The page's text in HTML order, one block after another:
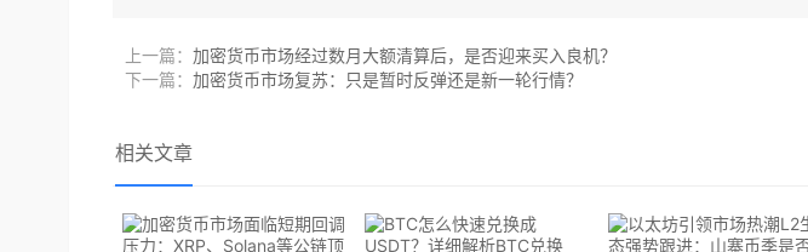
上一篇： 加密货币市场经过数月大额清算后，是否迎来买入良机？
下一篇： 加密货币市场复苏：只是暂时反弹还是新一轮行情？
相关文章